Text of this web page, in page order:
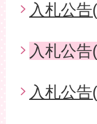
入札公
入札公
入札公